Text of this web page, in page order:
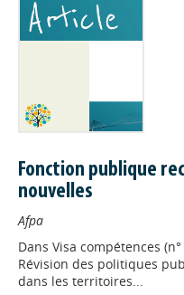
Fonction publique
nouvelles
Afpa
Dans Visa compétences
Révision des politiques
dans les territoires...